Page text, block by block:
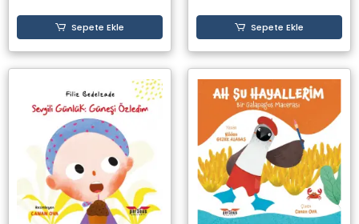
Sepete Ekle Sepete Ekle